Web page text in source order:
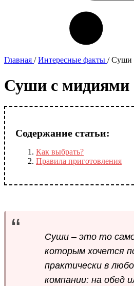
Главная / Интересные факты / Суши
Суши с мидиями
Содержание статьи:
Как выбрать?
Правила приготовления
Суши – это то
которым хочется
практически в
компании: на обед